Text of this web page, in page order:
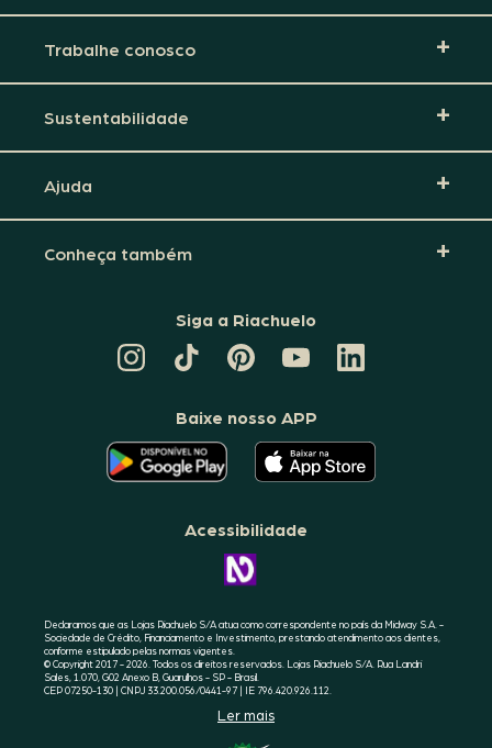
Trabalhe conosco
Sustentabilidade
Ajuda
Conheça também
Siga a Riachuelo
TIKTOK
DA
PINTEREST
DA
CANAL
DA
RIACHUELO
LINKEDIN
DA
Baixe nosso APP
O
APLICATIVO
DA
RIACHUELO
GOOGLE
O
APLICATIVO
DA
RIACHUELO
Acessibilidade
CONHEÇA
A
Declaramos que as Lojas Riachuelo S/A atua como correspondente no país da Midway S.A. -
Sociedade de Crédito, Financiamento e Investimento, prestando atendimento aos clientes,
conforme estipulado pelas normas vigentes.
© Copyright 2017 - 2026. Todos os direitos reservados. Lojas Riachuelo S/A. Rua Landri
Sales, 1.070, G02 Anexo B, Guarulhos - SP - Brasil.
CEP 07250-130 | CNPJ 33.200.056/0441-97 | IE 796.420.926.112.
Ler mais